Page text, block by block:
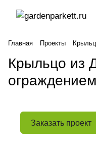
Главная Проекты
Крыльцо из
ограждением
Заказать проект